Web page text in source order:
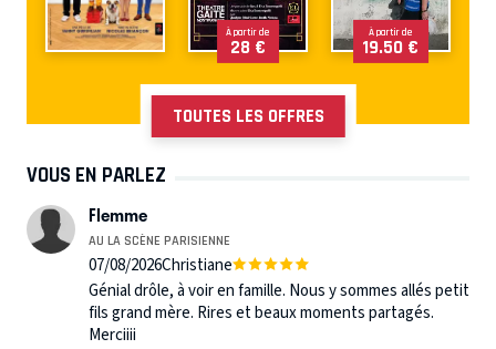
À partir de
28 €
À partir de
19.50 €
TOUTES LES OFFRES
VOUS EN PARLEZ
Flemme
AU LA SCÈNE PARISIENNE
07/08/2026Christiane
Génial drôle, à voir en famille. Nous y sommes allés petit
fils grand mère. Rires et beaux moments partagés.
Merciiii